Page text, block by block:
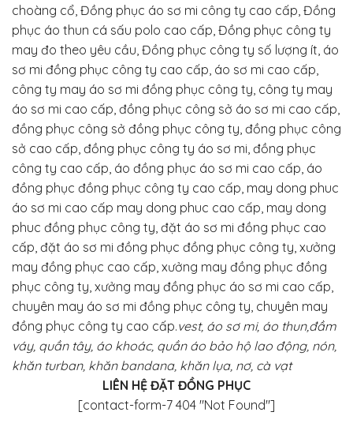
choàng cổ, Đồng phục áo sơ mi công ty cao cấp, Đồng
phục áo thun cá sấu polo cao cấp, Đồng phục công ty
may đo theo yêu cầu, Đồng phục công ty số lượng ít, áo
sơ mi đồng phục công ty cao cấp, áo sơ mi cao cấp,
công ty may áo sơ mi đồng phục công ty, công ty may
áo sơ mi cao cấp, đồng phục công sở áo sơ mi cao cấp,
đồng phục công sở đồng phục công ty, đồng phục công
sở cao cấp, đồng phục công ty áo sơ mi, đồng phục
công ty cao cấp, áo đồng phục áo sơ mi cao cấp, áo
đồng phục đồng phục công ty cao cấp, may dong phuc
áo sơ mi cao cấp may dong phuc cao cấp, may dong
phuc đồng phục công ty, đặt áo sơ mi đồng phục cao
cấp, đặt áo sơ mi đồng phục đồng phục công ty, xưởng
may đồng phục cao cấp, xưởng may đồng phục đồng
phục công ty, xưởng may đồng phục áo sơ mi cao cấp,
chuyên may áo sơ mi đồng phục công ty, chuyên may
đồng phục công ty cao cấp.vest, áo sơ mi, áo thun,đầm
váy, quần tây, áo khoác, quần áo bảo hộ lao động, nón,
khăn turban, khăn bandana, khăn lụa, nơ, cà vạt
LIÊN HỆ ĐẶT ĐỒNG PHỤC
[contact-form-7 404 "Not Found"]